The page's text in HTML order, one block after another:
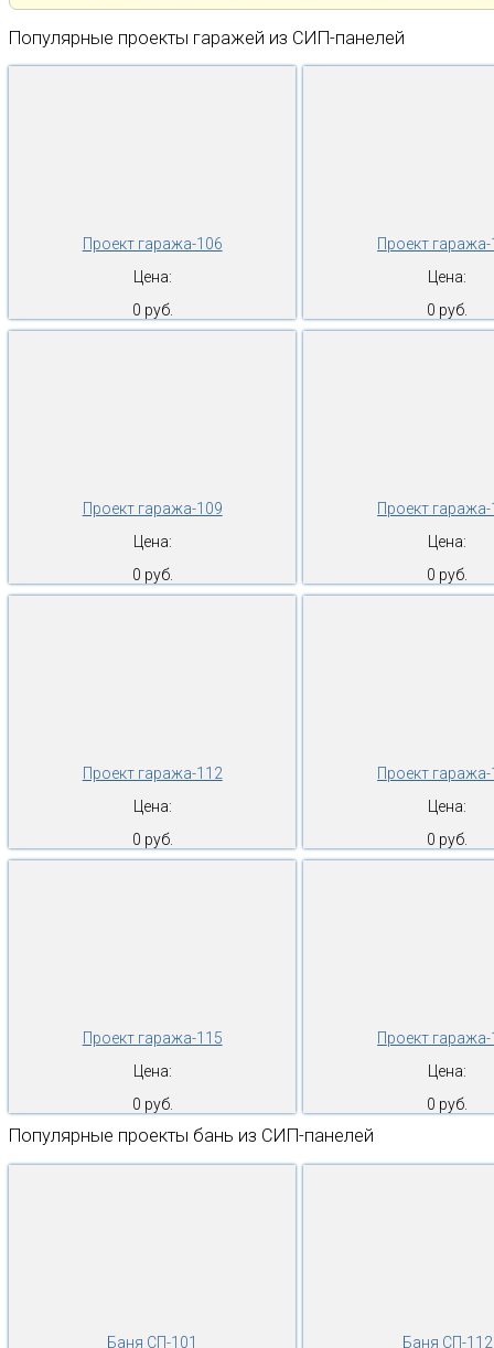
Популярные проекты гаражей из СИП-панелей
Проект гаража-106
Цена:
0 руб.
Проект
Цена:
0 руб.
Проект гаража-109
Цена:
0 руб.
Проект
Цена:
0 руб.
Проект гаража-112
Цена:
0 руб.
Проект
Цена:
0 руб.
Проект гаража-115
Цена:
0 руб.
Проект
Цена:
0 руб.
Популярные проекты бань из СИП-панелей
Баня СП-101 Баня СП-112